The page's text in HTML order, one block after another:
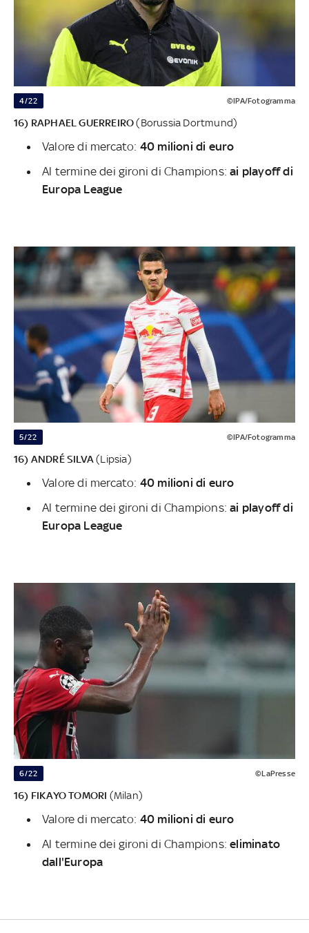
4/22 ©IPA/Fotogramma
16) RAPHAEL GUERREIRO(Borussia Dortmund)
Valore di mercato: 40 milioni di euro
Al termine dei gironi di Champions:ai playoff di
Europa League
5/22 ©IPA/Fotogramma
16) ANDRÉ SILVA (Lipsia)
Valore di mercato: 40 milioni di euro
Al termine dei gironi di Champions:ai playoff di
Europa League
6/22 ©LaPresse
16) FIKAYO TOMORI (Milan)
Valore di mercato: 40 milioni di euro
Al termine dei gironi di Champions:eliminato
dall'Europa